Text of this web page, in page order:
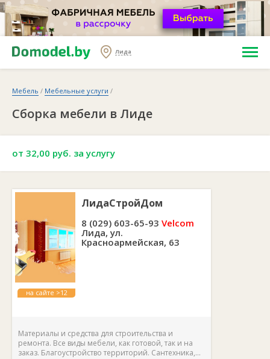
Лида
Мебель / Мебельные услуги /
Сборка мебели в Лиде
от 32,00 руб. за услугу
на сайте >12
ЛидаСтройДом
8 (029) 603-65-93 Velcom
Лида, ул.
Красноармейская, 63
Материалы и средства для строительства и
ремонта. Все виды мебели, как готовой, так и на
заказ. Благоустройство территорий. Сантехника,...